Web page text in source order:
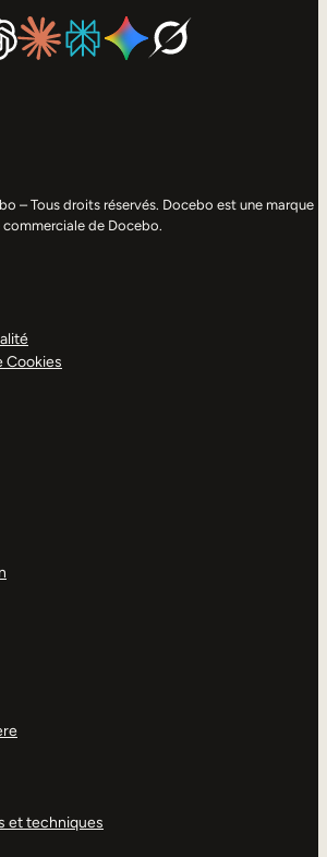
– Tous droits réservés. Docebo est une marque
de Docebo.
Cookies
et techniques